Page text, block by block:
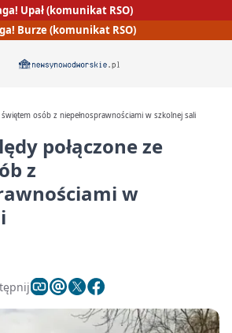
Upał (komunikat RSO)
Burze (komunikat RSO)
świętem osób z niepełnosprawnościami w szkolnej sali
połączone ze
z
w